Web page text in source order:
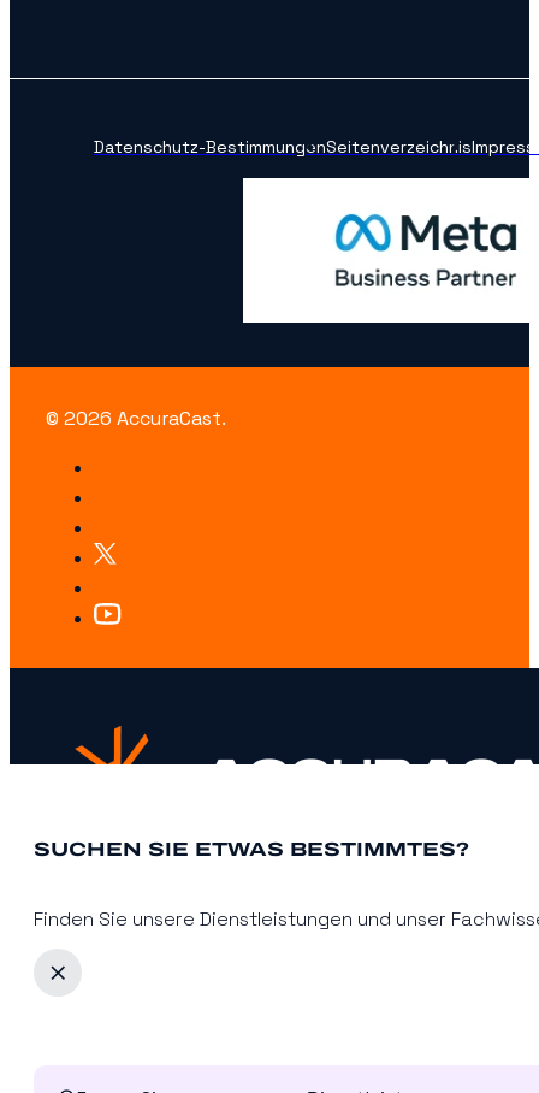
Datenschutz-BestimmungenSeitenverzeichnis
© 2026 AccuraCast.
Über uns
SUCHEN SIE ETWAS BESTIMMTES?
Finden Sie unsere Dienstleistungen und unser